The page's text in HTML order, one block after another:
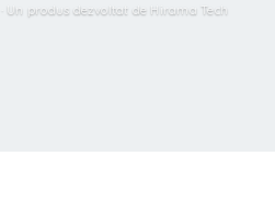
Un produs dezvoltat de Hirama Tech